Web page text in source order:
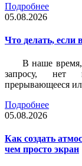
Подробнее
05.08.2026
Что делать, если
В наше время,
запросу, нет
прерывающееся
Подробнее
05.08.2026
Как создать
чем просто экран